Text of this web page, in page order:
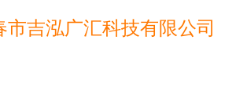
市吉泓广汇科技有限公司